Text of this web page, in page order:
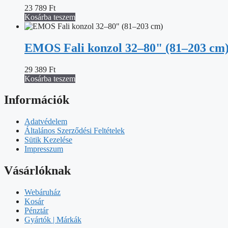
23 789 Ft
Kosárba teszem
EMOS Fali konzol 32–80" (81–203
29 389 Ft
Kosárba teszem
Információk
Adatvédelem
Általános Szerződési Feltételek
Sütik Kezelése
Impresszum
Vásárlóknak
Webáruház
Kosár
Pénztár
Gyártók | Márkák